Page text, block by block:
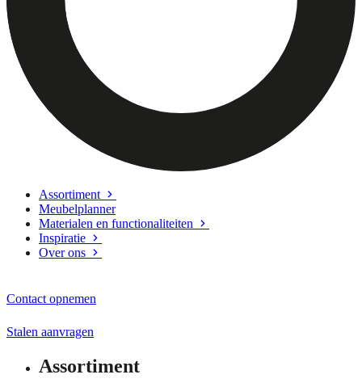
Assortiment
Meubelplanner
Materialen en functionaliteiten
Inspiratie
Over ons
Contact opnemen
Stalen aanvragen
Assortiment